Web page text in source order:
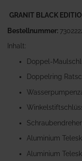
GRANIT BLACK
Bestellnummer:
Inhalt:
Doppel-
Doppelring
Aluminium
Aluminium